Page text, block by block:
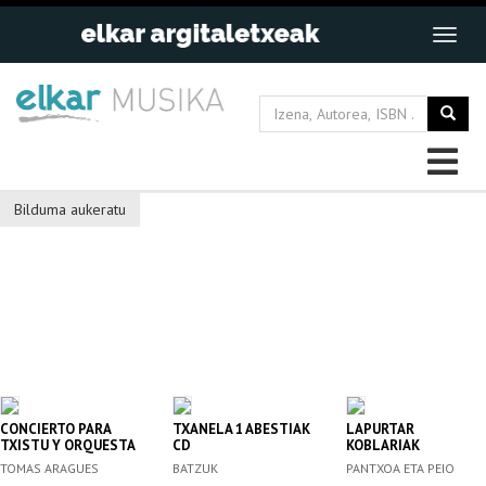
Bilduma aukeratu
CONCIERTO PARA
TXISTU Y ORQUESTA
TOMAS ARAGUES
TXANELA 1 ABESTIAK
CD
BATZUK
LAPURTAR
KOBLARIAK
PANTXOA ETA PEIO